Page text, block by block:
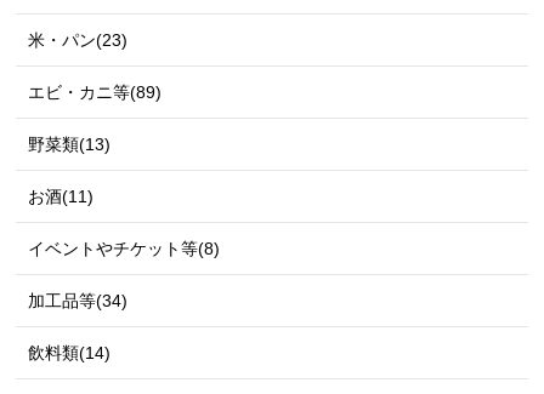
米・パン(23)
エビ・カニ等(89)
野菜類(13)
お酒(11)
イベントやチケット等(8)
加工品等(34)
飲料類(14)